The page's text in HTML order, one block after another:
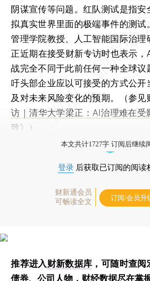
阴谋宣传等问题。红队测试是指安
拟真实世界里面的极端事件的测试
管理学院教授、人工智能国际治理
正近期在接受财新专访时也表示，
战完全不同于此前任何一种全球议
吁头部企业应以可接受的方式公开
及对未来风险变化的预期。（参见
访｜清华大学梁正：AI治理难在受
致》）
本文共计1727字 订阅后继续
登录 后获取已订阅的阅读
财新通会员
可畅读全文
订阅/会员升
推荐进入财新数据库 ，可随时查
债券、公司人物，财经数据尽在掌握